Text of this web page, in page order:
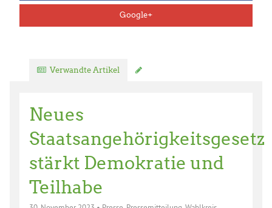
Google+
Verwandte Artikel
Neues
Staatsangehörigkeitsgesetz
stärkt Demokratie und
Teilhabe